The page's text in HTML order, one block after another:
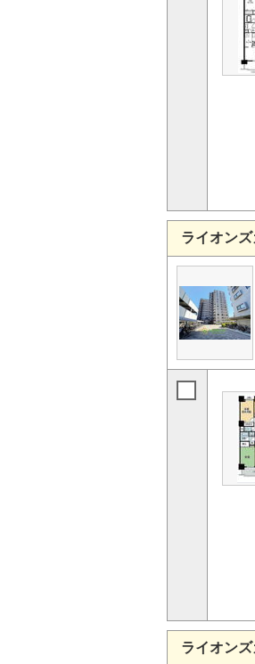
ライオン
ライオン